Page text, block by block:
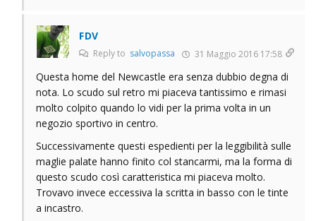
FDV
Reply to salvopassa 31 Maggio 2016 17:58
Questa home del Newcastle era senza dubbio degna di
nota. Lo scudo sul retro mi piaceva tantissimo e rimasi
molto colpito quando lo vidi per la prima volta in un
negozio sportivo in centro.
Successivamente questi espedienti per la leggibilità sulle
maglie palate hanno finito col stancarmi, ma la forma di
questo scudo così caratteristica mi piaceva molto.
Trovavo invece eccessiva la scritta in basso con le tinte
a incastro.